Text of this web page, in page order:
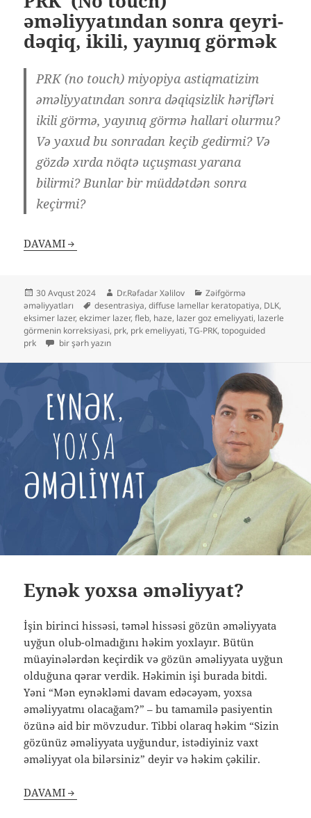
əməliyyatından sonra qeyri-
dəqiq, ikili, yayınıq görmək
PRK (no touch) miyopiya astiqmatizim
əməliyyatından sonra dəqiqsizlik hərifləri
ikili görmə, yayınıq görmə hallari olurmu?
Və yaxud bu sonradan keçib gedirmi? Və
gözdə xırda nöqtə uçuşması yarana
bilirmi? Bunlar bir müddətdən sonra
keçirmi?
DAVAMI
Yayım
tarixi
30 Avqust 2024 Müəllif
Dr.Rəfadar Xəlilov Kateqoriyalar
Zəifgörmə
əməliyyatları
Etiketlər
desentrasiya,diffuse lamellar keratopatiya, DLK,
eksimer lazer,ekzimer lazer,fleb, haze, lazer goz emeliyyati, lazerle
görmenin korreksiyasi, prk, prk emeliyyati,TG-PRK,topoguided
prk
PRK (No touch) əməliyyatından sonra qeyri-dəqiq, ikili, yayınıq
bir şərh yazın
Eynək yoxsa əməliyyat?
İşin birinci hissəsi, təməl hissəsi gözün əməliyyata
uyğun olub-olmadığını həkim yoxlayır. Bütün
müayinələrdən keçirdik və gözün əməliyyata uyğun
olduğuna qərar verdik. Həkimin işi burada bitdi.
Yəni “Mən eynəkləmi davam edəcəyəm, yoxsa
əməliyyatmı olacağam?” – bu tamamilə pasiyentin
özünə aid bir mövzudur. Tibbi olaraq həkim “Sizin
gözünüz əməliyyata uyğundur, istədiyiniz vaxt
əməliyyat ola bilərsiniz” deyir və həkim çəkilir.
DAVAMI